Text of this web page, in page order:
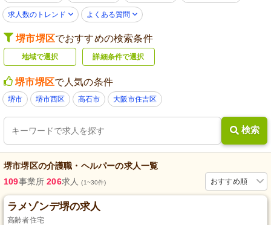
求人数のトレンド よくある質問
堺市堺区でおすすめの検索条件
地域で選択 詳細条件で選択
堺市堺区で人気の条件
堺市 堺市西区 高石市 大阪市住吉区
検索
堺市堺区の介護職・ヘルパーの求人一覧
おすすめ順
109事業所 206求人(1~30件)
ラメゾンデ堺の求人
高齢者住宅